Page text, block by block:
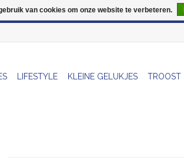
LIFESTYLE KLEINE GELUKJES TROOST
van cookies om onze website te verbeteren.
uitzonderlijk gesloten op Do 13/08